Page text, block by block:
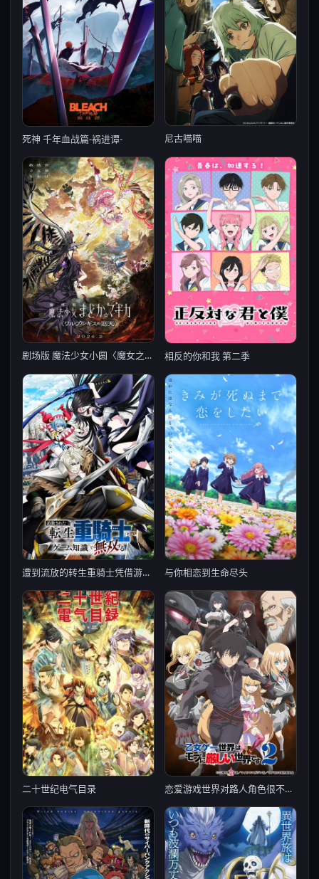
死神 千年血战篇-祸进谭- 尼古喵喵
剧场版 魔法少女小圆〈魔女之夜的回天〉 相反的你和我 第二季
遭到流放的转生重骑士凭借游戏知识大开无双 与你相恋到生命尽头
二十世纪电气目录 恋爱游戏世界对路人角色很不友好 第二季